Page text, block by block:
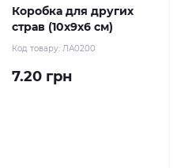
Коробка для других
страв (10х9х6 см)
Код товару: ЛА0200
7.20 грн